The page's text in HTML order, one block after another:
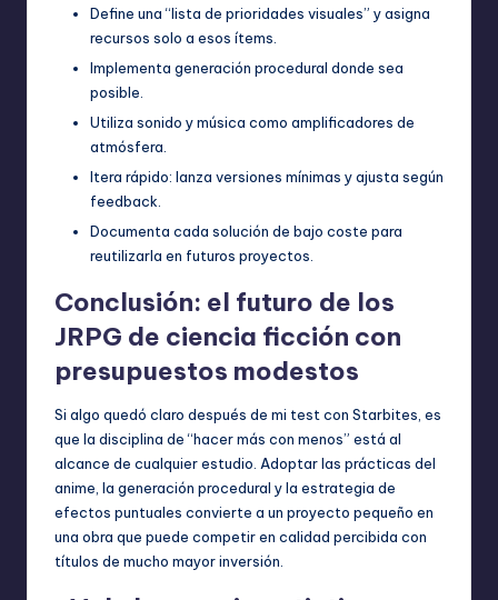
Define una “lista de prioridades visuales” y asigna
recursos solo a esos ítems.
Implementa generación procedural donde sea
posible.
Utiliza sonido y música como amplificadores de
atmósfera.
Itera rápido: lanza versiones mínimas y ajusta según
feedback.
Documenta cada solución de bajo coste para
reutilizarla en futuros proyectos.
Conclusión: el futuro de los
JRPG de ciencia ficción con
presupuestos modestos
Si algo quedó claro después de mi test con Starbites, es
que la disciplina de “hacer más con menos” está al
alcance de cualquier estudio. Adoptar las prácticas del
anime, la generación procedural y la estrategia de
efectos puntuales convierte a un proyecto pequeño en
una obra que puede competir en calidad percibida con
títulos de mucho mayor inversión.